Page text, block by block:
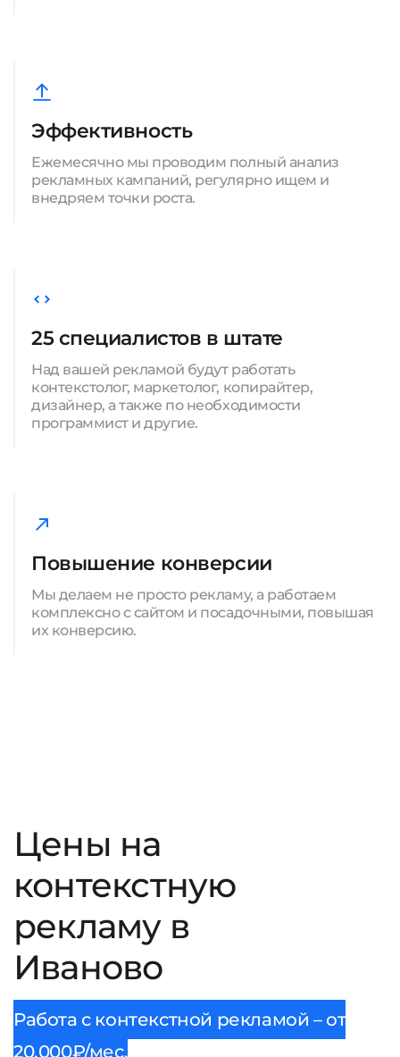
Эффективность
Ежемесячно мы проводим полный анализ
рекламных кампаний, регулярно ищем и
внедряем точки роста.
25 специалистов в штате
Над вашей рекламой будут работать
контекстолог, маркетолог, копирайтер,
дизайнер, а также по необходимости
программист и другие.
Повышение конверсии
Мы делаем не просто рекламу, а работаем
комплексно с сайтом и посадочными, повышая
их конверсию.
Цены на
контекстную
рекламу в
Иваново
Работа с контекстной рекламой – от
20.000₽/мес.